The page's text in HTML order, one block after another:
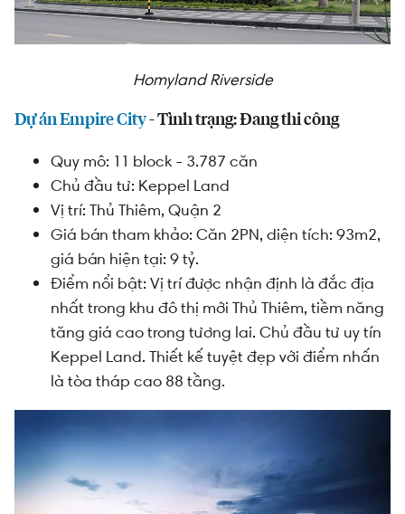
Homyland Riverside
Dự án Empire City- Tình trạng: Đang thi công
Quy mô: 11 block - 3.787 căn
Chủ đầu tư: Keppel Land
Vị trí: Thủ Thiêm, Quận 2
Giá bán tham khảo: Căn 2PN, diện tích: 93m2,
giá bán hiện tại: 9 tỷ.
Điểm nổi bật: Vị trí được nhận định là đắc địa
nhất trong khu đô thị mới Thủ Thiêm, tiềm năng
tăng giá cao trong tương lai. Chủ đầu tư uy tín
Keppel Land. Thiết kế tuyệt đẹp với điểm nhấn
là tòa tháp cao 88 tầng.